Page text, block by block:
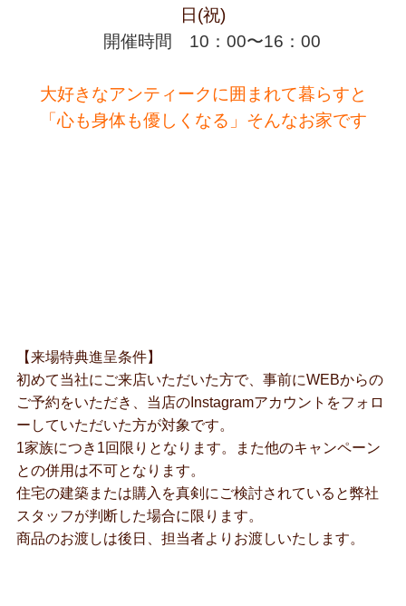
日(祝)
開催時間 10：00〜16：00
大好きなアンティークに囲まれて暮らすと
「心も身体も優しくなる」そんなお家です
【来場特典進呈条件】
初めて当社にご来店いただいた方で、事前にWEBからの
ご予約をいただき、当店のInstagramアカウントをフォロ
ーしていただいた方が対象です。
1家族につき1回限りとなります。また他のキャンペーン
との併用は不可となります。
住宅の建築または購入を真剣にご検討されていると弊社
スタッフが判断した場合に限ります。
商品のお渡しは後日、担当者よりお渡しいたします。